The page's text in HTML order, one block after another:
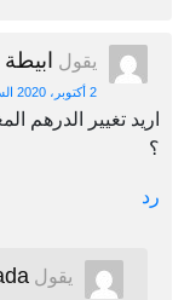
يقول
2 أكتوبر، 2020 الساعة 2:00 م
اريد تغيير الدرهم
؟
رد
يقول